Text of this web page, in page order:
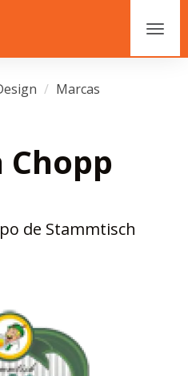
Marcas
de Stammtisch